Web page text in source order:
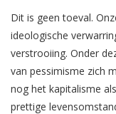
Dit is geen toeval.
ideologische
verstrooiing. Onder
van pessimisme zich
nog het kapitalisme
prettige